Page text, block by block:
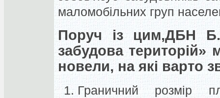
маломобільних груп
Поруч із цим,ДБН
забудова територій»
новели, на які варто
Граничний розмір